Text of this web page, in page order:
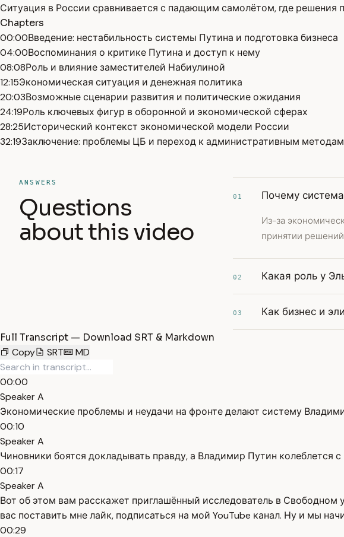
Ситуация в России сравнивается с падающим самолётом, где решения
Chapters
00:00Введение: нестабильность системы Путина и подготовка бизнеса
04:00Воспоминания о критике Путина и доступ к нему
08:08Роль и влияние заместителей Набиулиной
12:15Экономическая ситуация и денежная политика
20:03Возможные сценарии развития и политические ожидания
24:19Роль ключевых фигур в оборонной и экономической сферах
28:25Исторический контекст экономической модели России
32:19Заключение: проблемы ЦБ и переход к административным методам
ANSWERS
Questions
about this video
01 Почему
Из-за
принятии
02 Какая роль у
03 Как бизнес и
Full Transcript — Download SRT & Markdown
Copy
SRT MD
00:00
Speaker A
Экономические проблемы и неудачи на фронте делают систему
00:10
Speaker A
Чиновники боятся докладывать правду, а Владимир Путин колеблется
00:17
Speaker A
Вот об этом вам расскажет приглашённый исследователь в
вас поставить мне лайк, подписаться на мой YouTube канал. Ну и мы
00:29